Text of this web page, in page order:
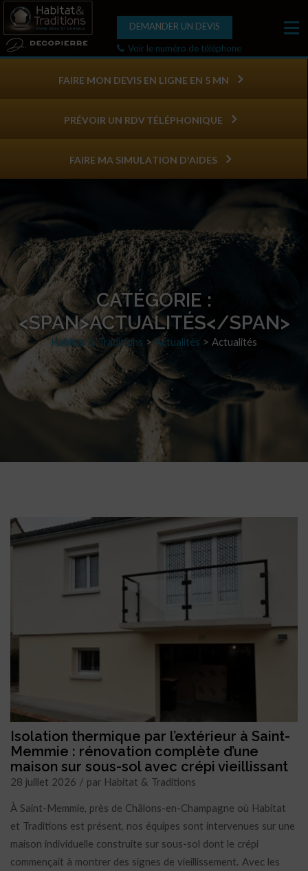
DEMANDER UN DEVIS
Voir le numéro de téléphone
FAIRE MON DEVIS EN LIGNE EN 5 MN
PRÉVOIR UN RDV TÉLÉPHONIQUE
FAIRE MA SIMULATION D'AIDES
CATÉGORIE :
<SPAN>ACTUALITÉS</SPAN>
Habitat & Traditions >Actualités > Actualités
Isolation thermique par l’extérieur à Saint-
Memmie : rénovation complète d’une
maison sur sous-sol avec crépi vieillissant
28 juillet 2026 / par Habitat & Traditions
À Saint-Memmie, près de Châlons-en-Champagne où Habitat
et Traditions est présent, nos équipes sont intervenues sur une
maison individuelle construite sur sous-sol dont le crépi
commençait à montrer des signes de vieillissement. Avec les